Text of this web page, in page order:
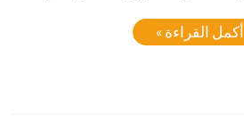
أكمل القراءة »